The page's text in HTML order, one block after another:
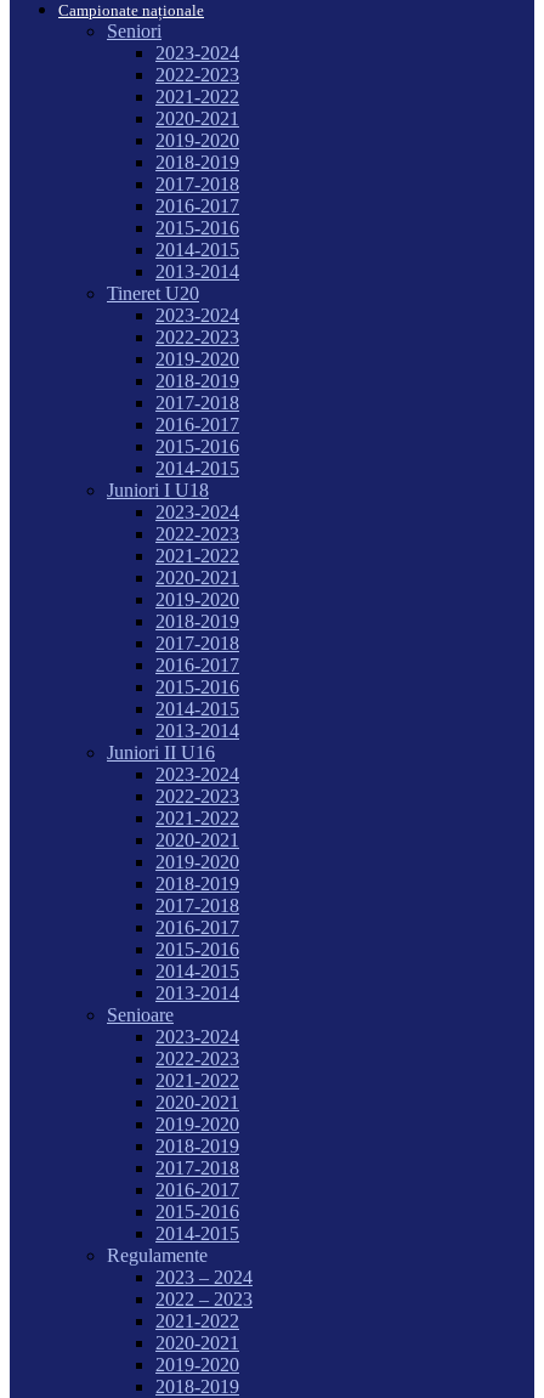
Campionate naționale
Seniori
2023-2024
2022-2023
2021-2022
2020-2021
2019-2020
2018-2019
2017-2018
2016-2017
2015-2016
2014-2015
2013-2014
Tineret U20
2023-2024
2022-2023
2019-2020
2018-2019
2017-2018
2016-2017
2015-2016
2014-2015
Juniori I U18
2023-2024
2022-2023
2021-2022
2020-2021
2019-2020
2018-2019
2017-2018
2016-2017
2015-2016
2014-2015
2013-2014
Juniori II U16
2023-2024
2022-2023
2021-2022
2020-2021
2019-2020
2018-2019
2017-2018
2016-2017
2015-2016
2014-2015
2013-2014
Senioare
2023-2024
2022-2023
2021-2022
2020-2021
2019-2020
2018-2019
2017-2018
2016-2017
2015-2016
2014-2015
Regulamente
2023 – 2024
2022 – 2023
2021-2022
2020-2021
2019-2020
2018-2019